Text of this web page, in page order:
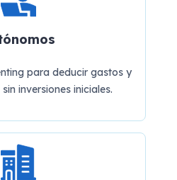
para deducir gastos y
inversiones iniciales.